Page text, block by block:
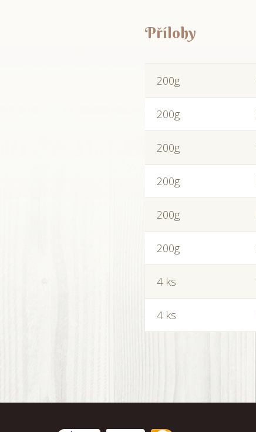
Přílohy
200g
200g
200g
200g
200g
200g
4 ks
4 ks